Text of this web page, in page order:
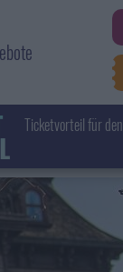
Ticketvorteil für